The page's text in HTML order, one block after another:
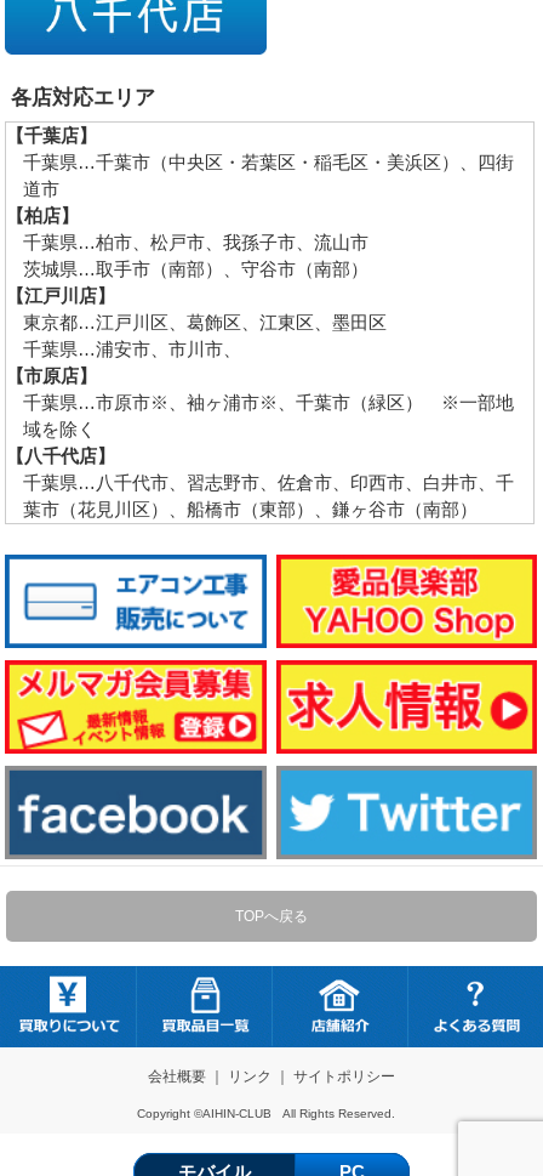
各店対応エリア
【千葉店】
千葉県…千葉市（中央区・若葉区・稲毛区・美浜区）、四街
道市
【柏店】
千葉県…柏市、松戸市、我孫子市、流山市
茨城県…取手市（南部）、守谷市（南部）
【江戸川店】
東京都…江戸川区、葛飾区、江東区、墨田区
千葉県…浦安市、市川市、
【市原店】
千葉県…市原市※、袖ヶ浦市※、千葉市（緑区） ※一部地
域を除く
【八千代店】
千葉県…八千代市、習志野市、佐倉市、印西市、白井市、千
葉市（花見川区）、船橋市（東部）、鎌ヶ谷市（南部）
TOPへ戻る
会社概要｜ リンク ｜ サイトポリシー
Copyright ©AIHIN-CLUB All Rights Reserved.
モバイル PC